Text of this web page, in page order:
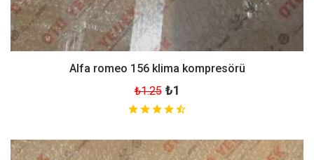
Alfa romeo 156 klima kompresörü
₺1.25 ₺1